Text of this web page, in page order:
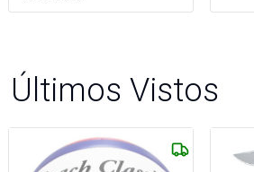
Últimos Vistos